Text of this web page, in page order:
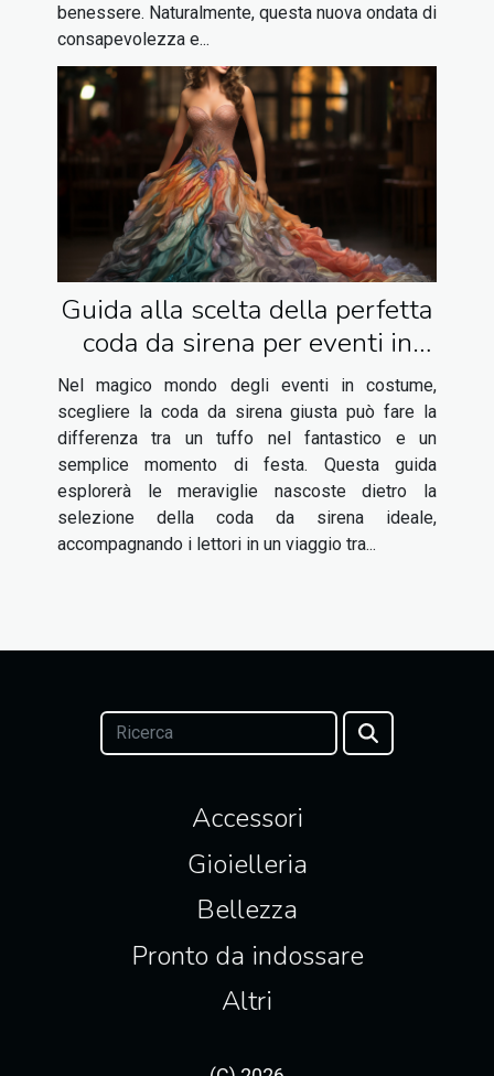
benessere. Naturalmente, questa nuova ondata di
consapevolezza e...
Guida alla scelta della perfetta
coda da sirena per eventi in
costume
Nel magico mondo degli eventi in costume,
scegliere la coda da sirena giusta può fare la
differenza tra un tuffo nel fantastico e un
semplice momento di festa. Questa guida
esplorerà le meraviglie nascoste dietro la
selezione della coda da sirena ideale,
accompagnando i lettori in un viaggio tra...
Accessori
Gioielleria
Bellezza
Pronto da indossare
Altri